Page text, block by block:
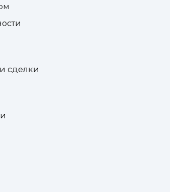
сделки